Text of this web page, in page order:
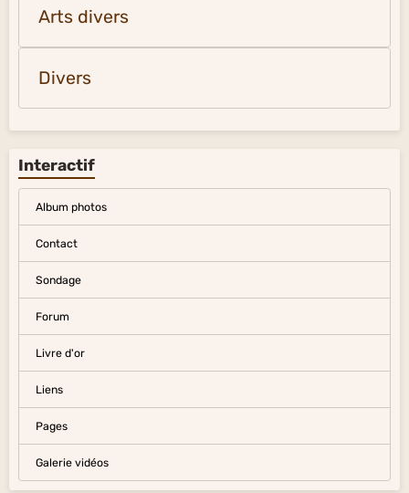
Arts divers
Divers
Interactif
Album photos
Contact
Sondage
Forum
Livre d'or
Liens
Pages
Galerie vidéos